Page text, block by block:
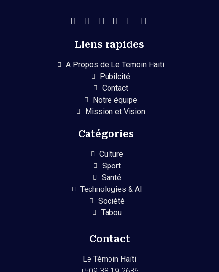
Liens rapides
A Propos de Le Temoin Haiti
Pubilcité
Contact
Notre équipe
Mission et Vision
Catégories
Culture
Sport
Santé
Technologies & AI
Société
Tabou
Contact
Le Témoin Haïti